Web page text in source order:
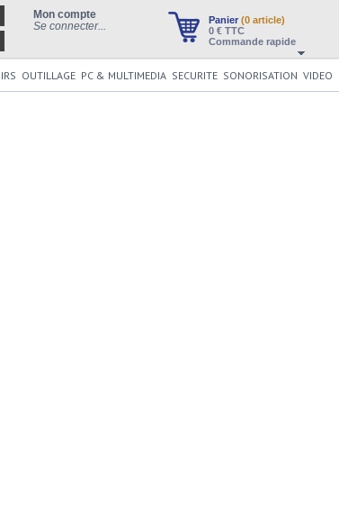
Panier (0 article)
0 € TTC
Commande rapide
Mon compte
Se connecter...
OUTILLAGE PC & MULTIMEDIA SECURITE SONORISATION VIDEO